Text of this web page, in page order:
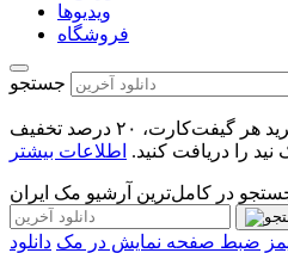
ویدیو‌ها
فروشگاه
جستجو
تا تاریخ ۳۰ مرداد ۱۴۰۵ با خرید هر گیفت‌کارت، ۲۰ درصد تخفیف
را دریافت کنید. اطلاعات بیشتر
ضبط صفحه نمایش در مک دانلود